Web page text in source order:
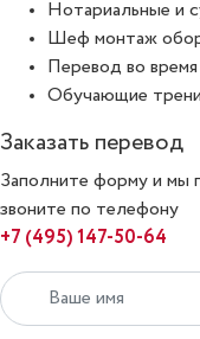
Нотариальные и
Шеф монтаж
Перевод во
Обучающие
Заказать перевод
Заполните форму и мы
звоните по телефону
+7 (495) 147-50-64